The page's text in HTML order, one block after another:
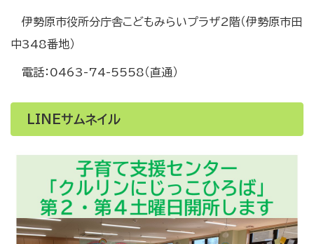
伊勢原市役所分庁舎こどもみらいプラザ2階（伊勢原市田
中348番地）
電話：0463-74-5558（直通）
LINEサムネイル